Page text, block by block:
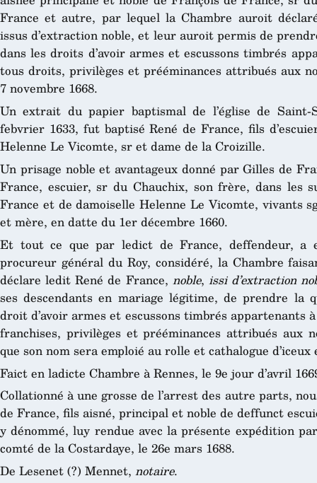
France et autre, par lequel la Chambre auroit
issus d’extraction noble, et leur auroit permis de
dans les droits d’avoir armes et escussons timbrés
tous droits, privilèges et prééminances attribués aux
7 novembre 1668.
Un extrait du papier baptismal de l’église de Saint-
febvrier 1633, fut baptisé René de France, fils
Helenne Le Vicomte, sr et dame de la Croizille.
Un prisage noble et avantageux donné par Gilles de
France, escuier, sr du Chauchix, son frère, dans les
France et de damoiselle Helenne Le Vicomte, vivants
et mère, en datte du 1er décembre 1660.
Et tout ce que par ledict de France, deffendeur, a
procureur général du Roy, considéré, la Chambre
déclare ledit René de France, noble, issi d’extraction
ses descendants en mariage légitime, de prendre la
droit d’avoir armes et escussons timbrés
franchises, privilèges et prééminances attribués aux
que son nom sera emploié au rolle et cathalogue d’iceux
Faict en ladicte Chambre à Rennes, le 9e jour d’avril
Collationné à une grosse de l’arrest des autre parts,
de France, fils aisné, principal et noble de deffunct
y dénommé, luy rendue avec la présente expédition
comté de la Costardaye, le 26e mars 1688.
De Lesenet (?) Mennet, notaire.